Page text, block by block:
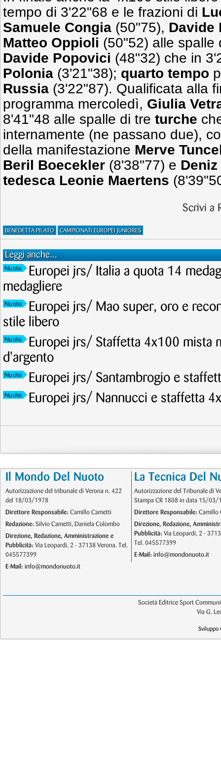
tempo di 3'22"68 e le frazioni di
Samuele Congia (50"75), Davide
Matteo Oppioli (50"52) alle
Davide Popovici (48"32) che in
Polonia (3'21"38); quarto tempo
Russia (3'22"87). Qualificata alla
programma mercoledì, Giulia
8'41"48 alle spalle di tre turche
internamente (ne passano due),
della manifestazione Merve
Beril Boecekler (8'38"77) e
tedesca Leonie Maertens
Scrivi a
BENEDETTA PILATO CAMPIONATI EUROPEI JUNIORES
Leggi anche...
Nuoto
Europei jrs/ Italia a quota 14
medagliere
Nuoto
Europei jrs/ Mao super, oro e
stile libero
Nuoto
Europei jrs/ Staffetta 4x100 mista
d'argento
Nuoto Europei jrs/ Santambrogio e
Nuoto Europei jrs/ Nannucci e staffetta
Il Mondo Del Nuoto
Autorizzazione del tribunale di Verona n. 422
del 18/03/1978
Direttore Responsabile: Camillo Cametti
Redazione: Silvio Cametti, Daniela Colombo
Direzione, Redazione, Amministrazione e
Pubblicità: Via Leopardi, 2 - 37138 Verona. Tel.
045577399
E-Mail: info@mondonuoto.it
La Tecnica Del
Autorizzazione del Tribunale di
Stampa CR 1808 in data 15/03/
Direttore Responsabile: Camillo
Direzione, Redazione,
Pubblicità: Via Leopardi, 2 -
Tel. 045577399
E-Mail: info@mondonuoto.it
Società Editrice Sport
Via G.
Sviluppo